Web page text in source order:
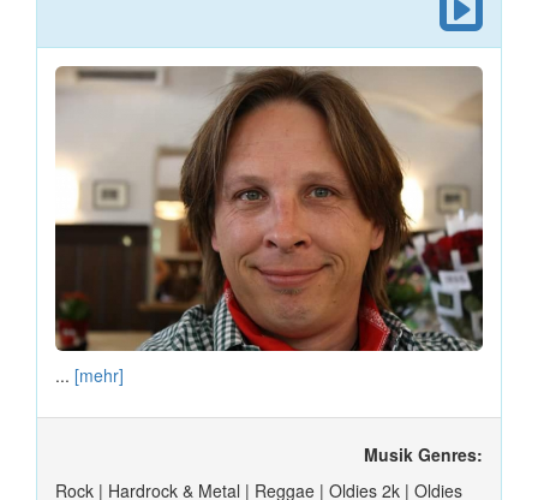
... [mehr]
Musik Genres:
Rock | Hardrock & Metal | Reggae | Oldies 2k | Oldies